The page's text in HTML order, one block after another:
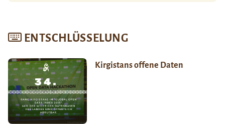
ENTSCHLÜSSELUNG
Kirgistans offene Daten